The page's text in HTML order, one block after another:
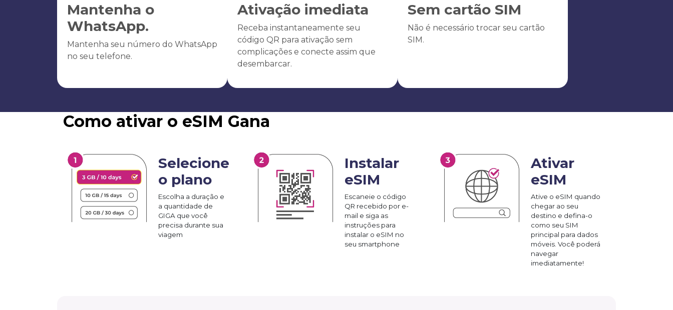
Mantenha o
WhatsApp.
Mantenha seu número do WhatsApp
no seu telefone.
Ativação imediata
Receba instantaneamente seu
código QR para ativação sem
complicações e conecte assim que
desembarcar.
Sem cartão SIM
Não é necessário trocar seu cartão
SIM.
Como ativar o eSIM Gana
Selecione
o plano
Escolha a duração e
a quantidade de
GIGA que você
precisa durante sua
viagem
Instalar
eSIM
Escaneie o código
QR recebido por e-
mail e siga as
instruções para
instalar o eSIM no
seu smartphone
Ativar
eSIM
Ative o eSIM quando
chegar ao seu
destino e defina-o
como seu SIM
principal para dados
móveis. Você poderá
navegar
imediatamente!